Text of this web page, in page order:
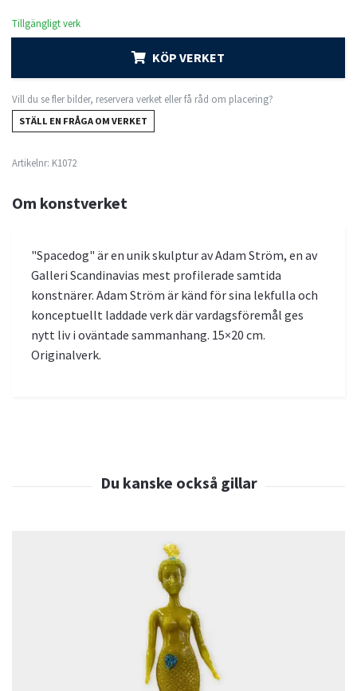
Tillgängligt verk
KÖP VERKET
Vill du se fler bilder, reservera verket eller få råd om placering?
STÄLL EN FRÅGA OM VERKET
Artikelnr: K1072
Om konstverket
"Spacedog" är en unik skulptur av Adam Ström, en av
Galleri Scandinavias mest profilerade samtida
konstnärer. Adam Ström är känd för sina lekfulla och
konceptuellt laddade verk där vardagsföremål ges
nytt liv i oväntade sammanhang. 15×20 cm.
Originalverk.